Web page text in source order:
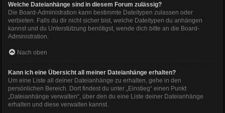
Welche Dateianhänge sind in diesem Forum zulässig?
Die Board-Administration kann bestimmte Dateitypen zulassen oder
verbieten. Falls du dir nicht sicher bist, welche Dateitypen du anhängen
kannst und du Unterstützung benötigst, wende dich bitte an die Board-
Administration.
Nach oben
Kann ich eine Übersicht all meiner Dateianhänge erhalten?
Um eine Liste all deiner Dateianhänge zu erhalten, gehe in den
persönlichen Bereich. Dort findest du unter „Einstieg“ einen Punkt
„Dateianhänge verwalten“, über den du eine Liste deiner Dateianhänge
erhalten und diese verwalten kannst.